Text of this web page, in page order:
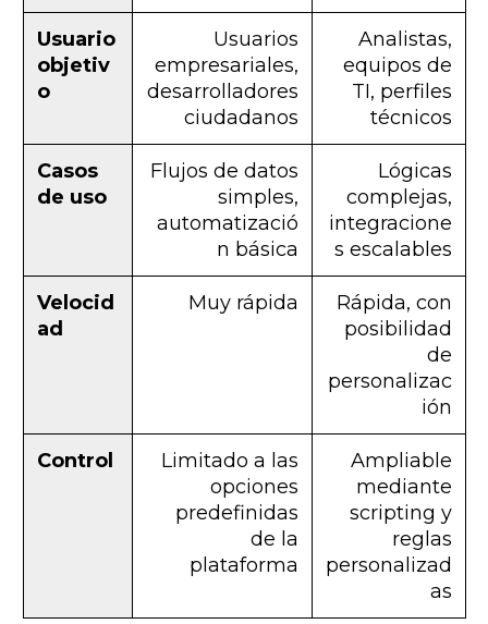
Usuario
objetiv
o
Usuarios
empresariales,
desarrolladores
ciudadanos
Analistas,
equipos de
TI, perfiles
técnicos
Casos
de uso
Flujos de datos
simples,
automatizació
n básica
Lógicas
complejas,
integracione
s escalables
Velocid
ad
Muy rápida
Rápida, con
posibilidad
de
personalizac
ión
Control
Limitado a las
opciones
predefinidas
de la
plataforma
Ampliable
mediante
scripting y
reglas
personalizad
as